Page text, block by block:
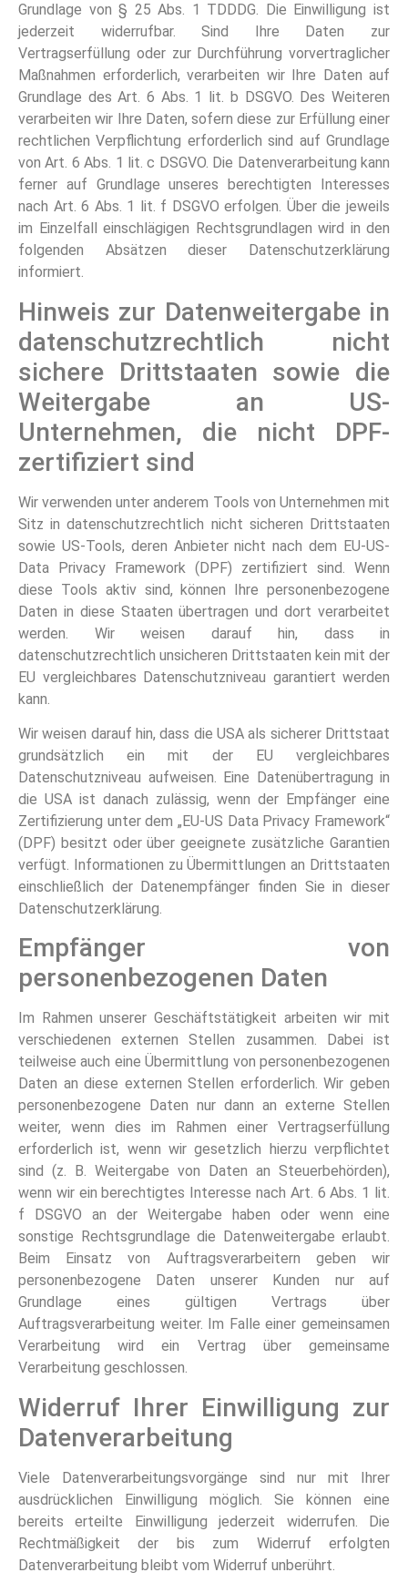
Grundlage von § 25 Abs. 1 TDDDG. Die Einwilligung ist
jederzeit widerrufbar. Sind Ihre Daten zur
Vertragserfüllung oder zur Durchführung vorvertraglicher
Maßnahmen erforderlich, verarbeiten wir Ihre Daten auf
Grundlage des Art. 6 Abs. 1 lit. b DSGVO. Des Weiteren
verarbeiten wir Ihre Daten, sofern diese zur Erfüllung einer
rechtlichen Verpflichtung erforderlich sind auf Grundlage
von Art. 6 Abs. 1 lit. c DSGVO. Die Datenverarbeitung kann
ferner auf Grundlage unseres berechtigten Interesses
nach Art. 6 Abs. 1 lit. f DSGVO erfolgen. Über die jeweils
im Einzelfall einschlägigen Rechtsgrundlagen wird in den
folgenden Absätzen dieser Datenschutzerklärung
informiert.
Hinweis zur Datenweitergabe in
datenschutzrechtlich nicht
sichere Drittstaaten sowie die
Weitergabe an US-
Unternehmen, die nicht DPF-
zertifiziert sind
Wir verwenden unter anderem Tools von Unternehmen mit
Sitz in datenschutzrechtlich nicht sicheren Drittstaaten
sowie US-Tools, deren Anbieter nicht nach dem EU-US-
Data Privacy Framework (DPF) zertifiziert sind. Wenn
diese Tools aktiv sind, können Ihre personenbezogene
Daten in diese Staaten übertragen und dort verarbeitet
werden. Wir weisen darauf hin, dass in
datenschutzrechtlich unsicheren Drittstaaten kein mit der
EU vergleichbares Datenschutzniveau garantiert werden
kann.
Wir weisen darauf hin, dass die USA als sicherer Drittstaat
grundsätzlich ein mit der EU vergleichbares
Datenschutzniveau aufweisen. Eine Datenübertragung in
die USA ist danach zulässig, wenn der Empfänger eine
Zertifizierung unter dem „EU-US Data Privacy Framework“
(DPF) besitzt oder über geeignete zusätzliche Garantien
verfügt. Informationen zu Übermittlungen an Drittstaaten
einschließlich der Datenempfänger finden Sie in dieser
Datenschutzerklärung.
Empfänger von
personenbezogenen Daten
Im Rahmen unserer Geschäftstätigkeit arbeiten wir mit
verschiedenen externen Stellen zusammen. Dabei ist
teilweise auch eine Übermittlung von personenbezogenen
Daten an diese externen Stellen erforderlich. Wir geben
personenbezogene Daten nur dann an externe Stellen
weiter, wenn dies im Rahmen einer Vertragserfüllung
erforderlich ist, wenn wir gesetzlich hierzu verpflichtet
sind (z. B. Weitergabe von Daten an Steuerbehörden),
wenn wir ein berechtigtes Interesse nach Art. 6 Abs. 1 lit.
f DSGVO an der Weitergabe haben oder wenn eine
sonstige Rechtsgrundlage die Datenweitergabe erlaubt.
Beim Einsatz von Auftragsverarbeitern geben wir
personenbezogene Daten unserer Kunden nur auf
Grundlage eines gültigen Vertrags über
Auftragsverarbeitung weiter. Im Falle einer gemeinsamen
Verarbeitung wird ein Vertrag über gemeinsame
Verarbeitung geschlossen.
Widerruf Ihrer Einwilligung zur
Datenverarbeitung
Viele Datenverarbeitungsvorgänge sind nur mit Ihrer
ausdrücklichen Einwilligung möglich. Sie können eine
bereits erteilte Einwilligung jederzeit widerrufen. Die
Rechtmäßigkeit der bis zum Widerruf erfolgten
Datenverarbeitung bleibt vom Widerruf unberührt.